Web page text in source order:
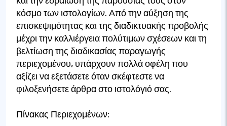
κόσμο των ιστολογίων. Από την αύξηση της
επισκεψιμότητας και της διαδικτυακής προβολής
μέχρι την καλλιέργεια πολύτιμων σχέσεων και τη
βελτίωση της διαδικασίας παραγωγής
περιεχομένου, υπάρχουν πολλά οφέλη που
αξίζει να εξετάσετε όταν σκέφτεστε να
φιλοξενήσετε άρθρα στο ιστολόγιό σας.
Πίνακας Περιεχομένων: